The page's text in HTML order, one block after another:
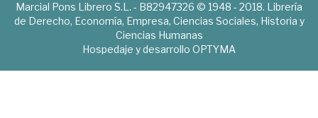
Marcial Pons Librero S.L. - B82947326 © 1948 - 2018. Librería
de Derecho, Economía, Empresa, Ciencias Sociales, Historia y
Ciencias Humanas
Hospedaje y desarrollo OPTYMA